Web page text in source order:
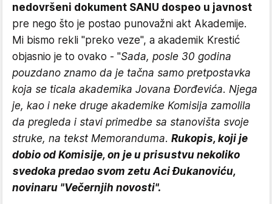
nedovršeni dokument SANU dospeo u javnost
pre nego što je postao punovažni akt Akademije.
Mi bismo rekli "preko veze", a akademik Krestić
objasnio je to ovako - "Sada, posle 30 godina
pouzdano znamo da je tačna samo pretpostavka
koja se ticala akademika Jovana Đorđevića. Njega
je, kao i neke druge akademike Komisija zamolila
da pregleda i stavi primedbe sa stanovišta svoje
struke, na tekst Memoranduma. Rukopis, koji je
dobio od Komisije, on je u prisustvu nekoliko
svedoka predao svom zetu Aci Đukanoviću,
novinaru "Večernjih novosti".